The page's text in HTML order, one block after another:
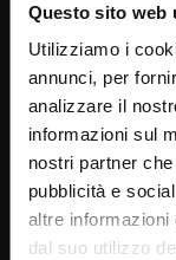
Questo sito web
Utilizziamo i
annunci, per
analizzare il
informazioni sul
nostri partner
pubblicità e
altre informazioni
dal suo utilizzo
RELATED